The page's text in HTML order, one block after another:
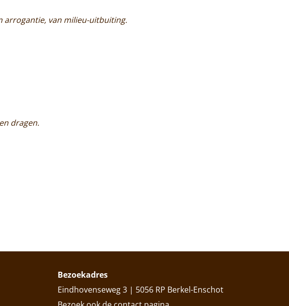
arrogantie, van milieu-uitbuiting.
dragen.
Bezoekadres
Eindhovenseweg 3 | 5056 RP Berkel-Enschot